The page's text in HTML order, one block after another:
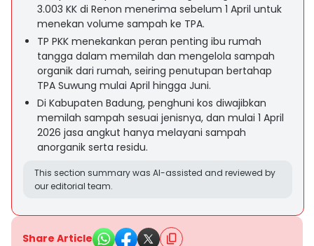
3.003 KK di Renon menerima sebelum 1 April untuk
menekan volume sampah ke TPA.
TP PKK menekankan peran penting ibu rumah
tangga dalam memilah dan mengelola sampah
organik dari rumah, seiring penutupan bertahap
TPA Suwung mulai April hingga Juni.
Di Kabupaten Badung, penghuni kos diwajibkan
memilah sampah sesuai jenisnya, dan mulai 1 April
2026 jasa angkut hanya melayani sampah
anorganik serta residu.
This section summary was AI-assisted and reviewed by
our editorial team.
Share Article